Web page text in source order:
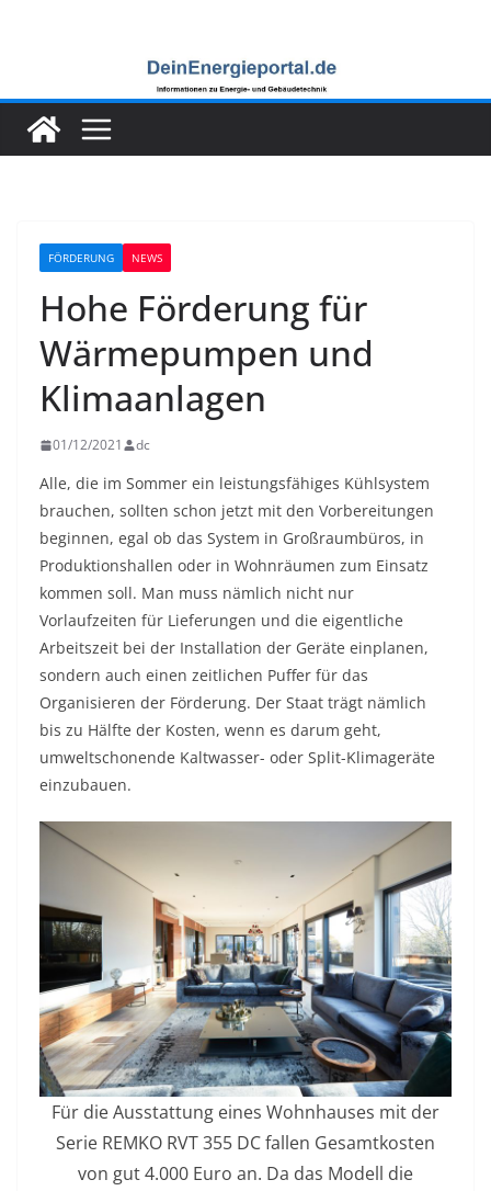
FÖRDERUNG NEWS
Hohe Förderung für
Wärmepumpen und
Klimaanlagen
01/12/2021 dc
Alle, die im Sommer ein leistungsfähiges Kühlsystem
brauchen, sollten schon jetzt mit den Vorbereitungen
beginnen, egal ob das System in Großraumbüros, in
Produktionshallen oder in Wohnräumen zum Einsatz
kommen soll. Man muss nämlich nicht nur
Vorlaufzeiten für Lieferungen und die eigentliche
Arbeitszeit bei der Installation der Geräte einplanen,
sondern auch einen zeitlichen Puffer für das
Organisieren der Förderung. Der Staat trägt nämlich
bis zu Hälfte der Kosten, wenn es darum geht,
umweltschonende Kaltwasser- oder Split-Klimageräte
einzubauen.
Für die Ausstattung eines Wohnhauses mit der
Serie REMKO RVT 355 DC fallen Gesamtkosten
von gut 4.000 Euro an. Da das Modell die